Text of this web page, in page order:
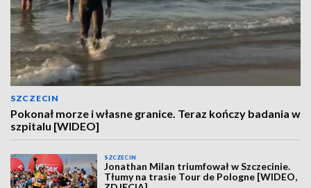
SZCZECIN
Pokonał morze i własne granice. Teraz kończy badania w
szpitalu [WIDEO]
SZCZECIN
Jonathan Milan triumfował w Szczecinie.
Tłumy na trasie Tour de Pologne [WIDEO,